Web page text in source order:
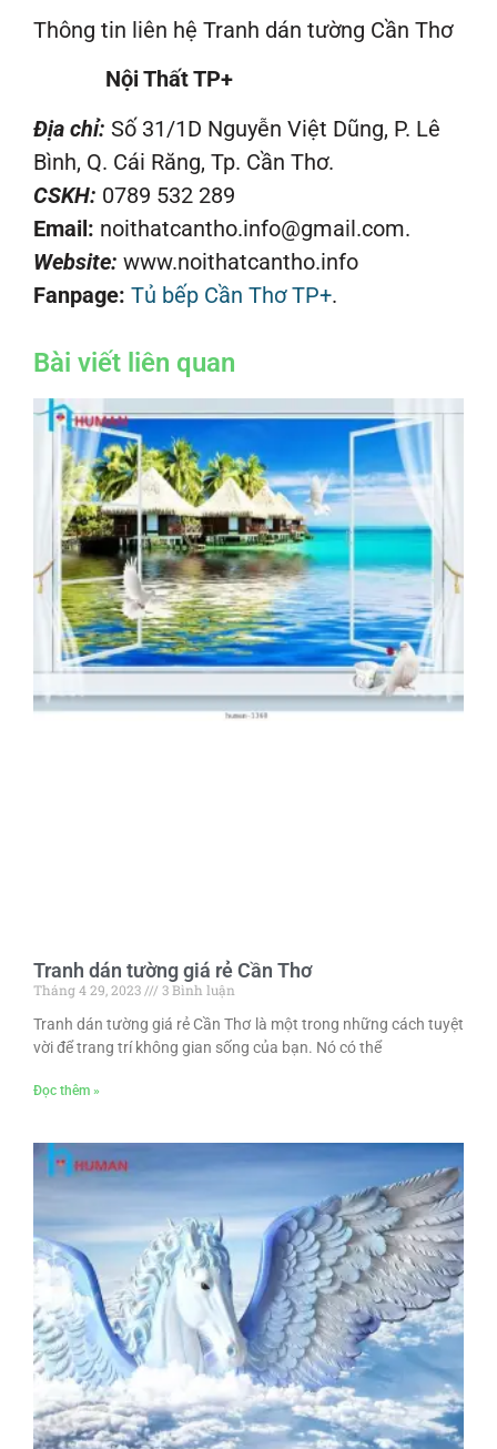
Thông tin liên hệ Tranh dán tường Cần Thơ
Nội Thất TP+
Địa chỉ: Số 31/1D Nguyễn Việt Dũng, P. Lê
Bình, Q. Cái Răng, Tp. Cần Thơ.
CSKH: 0789 532 289
Email: noithatcantho.info@gmail.com.
Website: www.noithatcantho.info
Fanpage: Tủ bếp Cần Thơ TP+.
Bài viết liên quan
Tranh dán tường giá rẻ Cần Thơ
Tháng 4 29, 2023
3 Bình luận
Tranh dán tường giá rẻ Cần Thơ là một trong những cách tuyệt
vời để trang trí không gian sống của bạn. Nó có thể
Đọc thêm »